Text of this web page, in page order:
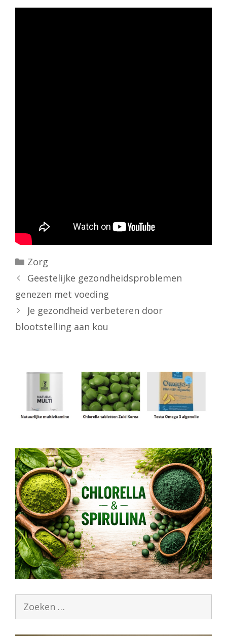
Categorieën
Zorg
Geestelijke gezondheidsproblemen
genezen met voeding
Je gezondheid verbeteren door
blootstelling aan kou
Zoek